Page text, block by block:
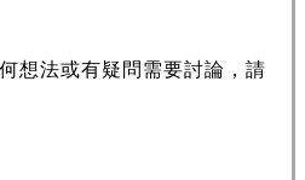
想法或有疑問需要討論，請